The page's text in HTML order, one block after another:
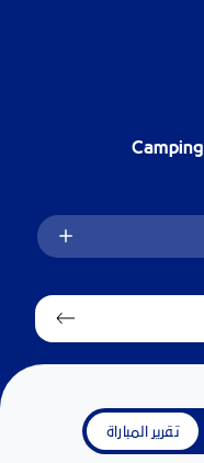
تقرير المباراة